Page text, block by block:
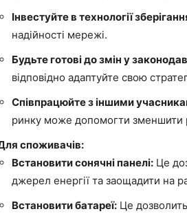
Інвестуйте в технології
надійності мережі.
Будьте готові до змін у
відповідно адаптуйте свою
Співпрацюйте з іншими
ринку може допомогти зменшити
споживачів:
Встановити сонячні панелі: Це
джерел енергії та заощадити на
Встановити батареї: Це